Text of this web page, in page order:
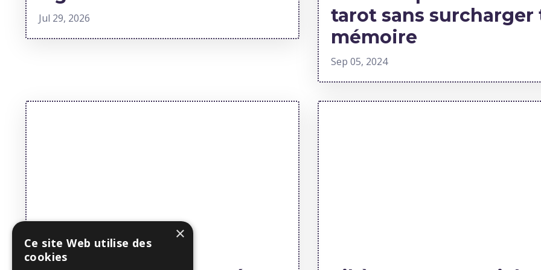
Jul 29, 2026
tarot sans surcharger
mémoire
Sep 05, 2024
×
Ce site Web utilise des
cookies